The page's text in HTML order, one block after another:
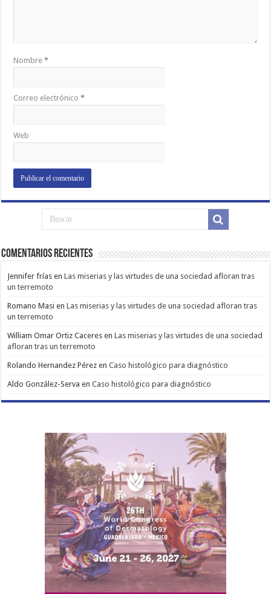
Nombre*
Correo electrónico*
Web
Comentarios Recientes
Jennifer frías enLas miserias y las virtudes de una sociedad afloran tras
un terremoto
Romano Masi enLas miserias y las virtudes de una sociedad afloran tras
un terremoto
William Omar Ortiz Caceres enLas miserias y las virtudes de una sociedad
afloran tras un terremoto
Rolando Hernandez Pérez enCaso histológico para diagnóstico
Aldo González-Serva enCaso histológico para diagnóstico